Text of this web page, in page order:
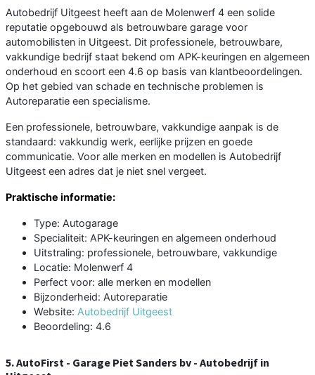
Autobedrijf Uitgeest heeft aan de Molenwerf 4 een solide
reputatie opgebouwd als betrouwbare garage voor
automobilisten in Uitgeest. Dit professionele, betrouwbare,
vakkundige bedrijf staat bekend om APK-keuringen en algemeen
onderhoud en scoort een 4.6 op basis van klantbeoordelingen.
Op het gebied van schade en technische problemen is
Autoreparatie een specialisme.
Een professionele, betrouwbare, vakkundige aanpak is de
standaard: vakkundig werk, eerlijke prijzen en goede
communicatie. Voor alle merken en modellen is Autobedrijf
Uitgeest een adres dat je niet snel vergeet.
Praktische informatie:
Type: Autogarage
Specialiteit: APK-keuringen en algemeen onderhoud
Uitstraling: professionele, betrouwbare, vakkundige
Locatie: Molenwerf 4
Perfect voor: alle merken en modellen
Bijzonderheid: Autoreparatie
Website: Autobedrijf Uitgeest
Beoordeling: 4.6
5. AutoFirst - Garage Piet Sanders bv - Autobedrijf in